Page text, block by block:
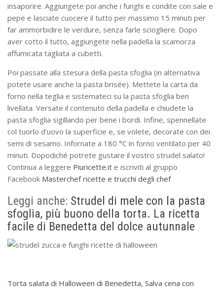
insaporire. Aggiungete poi anche i funghi e condite con sale e
pepe e lasciate cuocere il tutto per massimo 15 minuti per
far ammorbidire le verdure, senza farle sciogliere. Dopo
aver cotto il tutto, aggiungete nella padella la scamorza
affumicata tagliata a cubetti.
Poi passate alla stesura della pasta sfoglia (in alternativa
potete usare anche la pasta brisée). Mettete la carta da
forno nella teglia e sistemateci su la pasta sfoglia ben
livellata. Versate il contenuto della padella e chiudete la
pasta sfoglia sigillando per bene i bordi. Infine, spennellate
col tuorlo d’uovo la superficie e, se volete, decorate con dei
semi di sesamo. Infornate a 180 °C in forno ventilato per 40
minuti. Dopodiché potrete gustare il vostro strudel salato!
Continua a leggere Piuricette.it e iscriviti al gruppo
Facebook Masterchef ricette e trucchi degli chef
Leggi anche: Strudel di mele con la pasta
sfoglia, più buono della torta. La ricetta
facile di Benedetta del dolce autunnale
Torta salata di Halloween di Benedetta, Salva cena con